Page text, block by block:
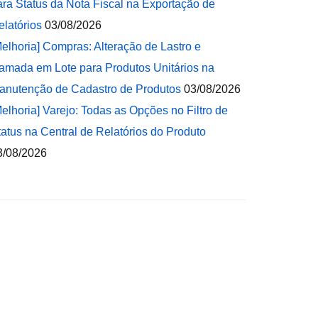
Status da Nota Fiscal na Exportação de
03/08/2026
Compras: Alteração de Lastro e
em Lote para Produtos Unitários na
de Cadastro de Produtos 03/08/2026
Varejo: Todas as Opções no Filtro de
na Central de Relatórios do Produto
08/2026